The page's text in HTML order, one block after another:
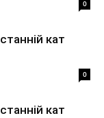
0
кат
0
кат